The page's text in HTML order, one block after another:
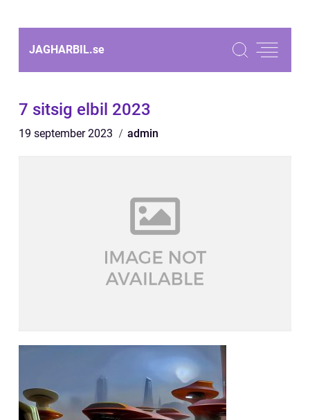
JAGHARBIL.se
7 sitsig elbil 2023
19 september 2023 admin